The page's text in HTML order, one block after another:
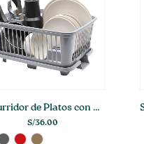
Set de 3 botellas dispensadoras ámbar para baño
S/49.00